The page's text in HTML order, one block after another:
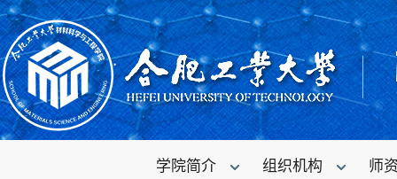
学院简介 组织机构 师